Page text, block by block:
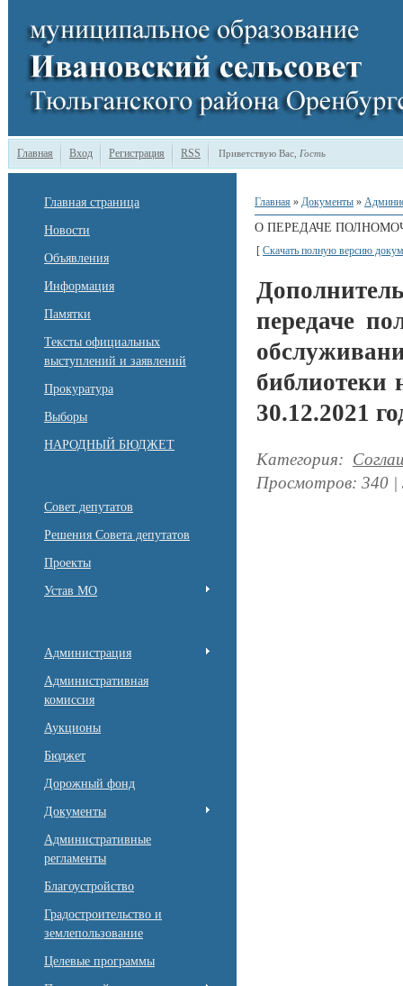
Главная Вход Регистрация RSS Приветствую Вас Гость
Главная страница
Новости
Объявления
Информация
Памятки
Тексты официальных
выступлений и заявлений
Прокуратура
Выборы
НАРОДНЫЙ БЮДЖЕТ
Совет депутатов
Решения Совета депутатов
Проекты
Устав МО
Администрация
Административная
комиссия
Аукционы
Бюджет
Дорожный фонд
Документы
Административные
регламенты
Благоустройство
Градостроительство и
землепользование
Целевые программы
Главная » Документы »
О ПЕРЕДАЧЕ
[ Скачать полную версию
передаче
библиотеки
30.12.2021
Категория:
Просмотров: 340 |